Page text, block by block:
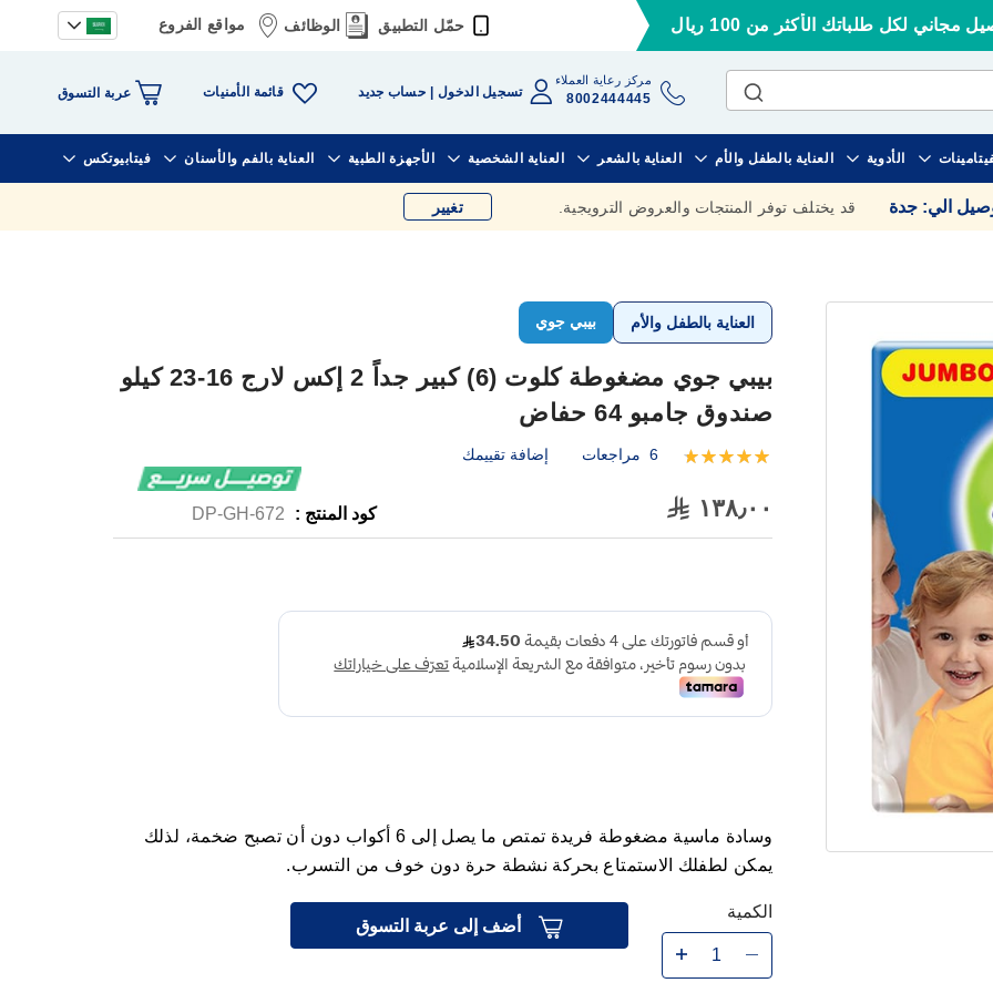
مجاني لكل طلباتك الأكثر من 100 ريال حمّل التطبيق الوظائف مواقع الفروع
مركز رعاية العملاء
8002444445 تسجيل الدخول حساب جديد قائمة الأمنيات عربة التسوق
الأدوية العناية بالطفل والأم العناية بالشعر العناية الشخصية الأجهزة الطبية العناية بالفم والأسنان فيتابيوتكس
الي: جدة قد يختلف توفر المنتجات والعروض الترويجية. تغيير
العناية بالطفل والأم بيبي جوي
بيبي جوي مضغوطة كلوت (6) كبير جداً 2 إكس لارج 16-23 كيلو
صندوق جامبو 64 حفاض
تقييم:
6 مراجعات إضافة تقييمك
١٣٨٫٠٠ كود المنتج : DP-GH-672
وسادة ماسية مضغوطة فريدة تمتص ما يصل إلى 6 أكواب دون أن تصبح ضخمة، لذلك
يمكن لطفلك الاستمتاع بحركة نشطة حرة دون خوف من التسرب.
الكمية
أضف إلى عربة التسوق